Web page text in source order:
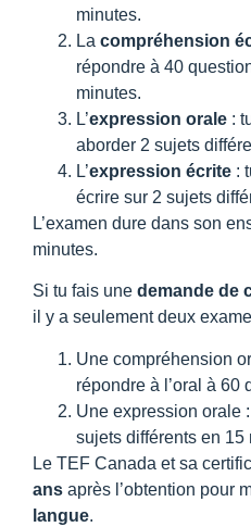
minutes.
La compréhension
répondre à 40
minutes.
L’expression orale :
aborder 2 sujets
L’expression écrite :
écrire sur 2 sujets
L’examen dure dans son
minutes.
Si tu fais une demande de
il y a seulement deux
Une compréhension
répondre à l’oral à 60
Une expression orale
sujets différents en 15
Le TEF Canada et sa
ans après l’obtention pour
langue.